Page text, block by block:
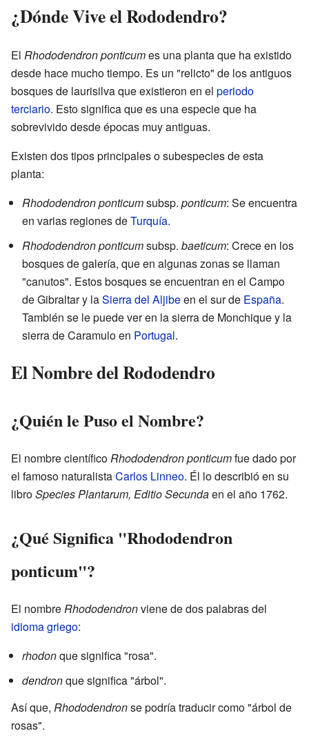
¿Dónde Vive el Rododendro?
El Rhododendron ponticumes una planta que ha existido
desde hace mucho tiempo. Es un "relicto" de los antiguos
bosques de laurisilva que existieron en el periodo
terciario. Esto significa que es una especie que ha
sobrevivido desde épocas muy antiguas.
Existen dos tipos principales o subespecies de esta
planta:
Rhododendron ponticumsubsp. ponticum: Se encuentra
en varias regiones deTurquía.
Rhododendron ponticumsubsp. baeticum: Crece en los
bosques de galería, que en algunas zonas se llaman
"canutos". Estos bosques se encuentran en el Campo
de Gibraltar y laSierra del Aljibeen el sur de España.
También se le puede ver en la sierra de Monchique y la
sierra de Caramulo en Portugal.
El Nombre del Rododendro
¿Quién le Puso el Nombre?
El nombre científicoRhododendron ponticumfue dado por
el famoso naturalistaCarlos Linneo. Él lo describió en su
libroSpecies Plantarum, Editio Secundaen el año 1762.
¿Qué Significa "Rhododendron
ponticum"?
El nombreRhododendronviene de dos palabras del
idioma griego:
rhodonque significa "rosa".
dendronque significa "árbol".
Así que, Rhododendronse podría traducir como "árbol de
rosas".